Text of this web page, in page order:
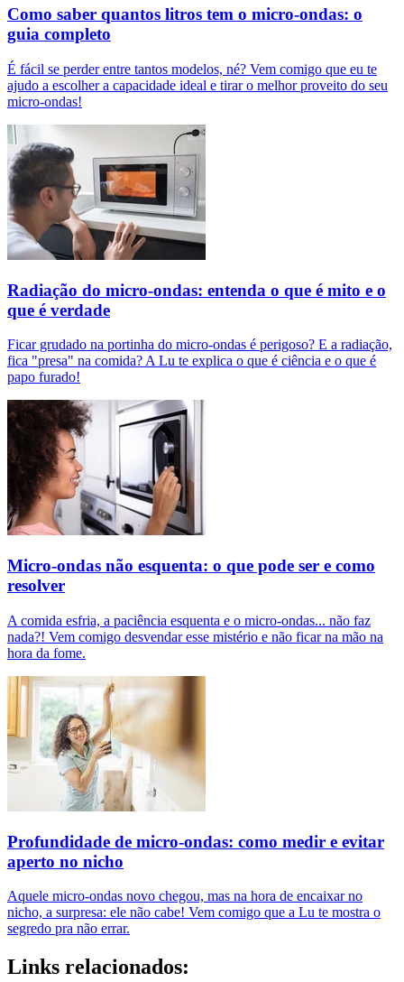
Como saber quantos litros tem o micro-ondas: o
guia completo
É fácil se perder entre tantos modelos, né? Vem comigo que eu te
ajudo a escolher a capacidade ideal e tirar o melhor proveito do seu
micro-ondas!
Radiação do micro-ondas: entenda o que é mito e o
que é verdade
Ficar grudado na portinha do micro-ondas é perigoso? E a radiação,
fica "presa" na comida? A Lu te explica o que é ciência e o que é
papo furado!
Micro-ondas não esquenta: o que pode ser e como
resolver
A comida esfria, a paciência esquenta e o micro-ondas... não faz
nada?! Vem comigo desvendar esse mistério e não ficar na mão na
hora da fome.
Profundidade de micro-ondas: como medir e evitar
aperto no nicho
Aquele micro-ondas novo chegou, mas na hora de encaixar no
nicho, a surpresa: ele não cabe! Vem comigo que a Lu te mostra o
segredo pra não errar.
Links relacionados: